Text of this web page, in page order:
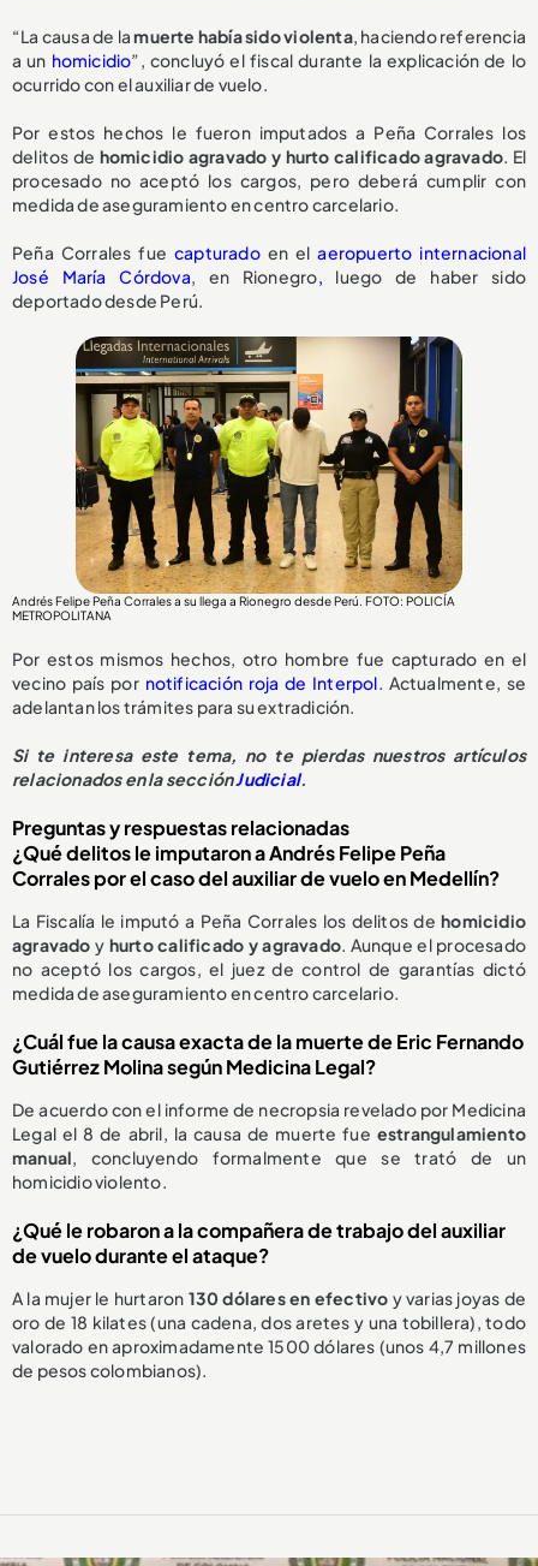
“La causa de lamuerte había sido violenta, haciendo referencia
a un homicidio”, concluyó el fiscal durante la explicación de lo
ocurrido con el auxiliar de vuelo.
Por estos hechos le fueron imputados a Peña Corrales los
delitos de homicidio agravado y hurto calificado agravado. El
procesado no aceptó los cargos, pero deberá cumplir con
medida de aseguramiento en centro carcelario.
Peña Corrales fue capturadoen elaeropuerto internacional
José María Córdova, en Rionegro, luego de haber sido
deportado desde Perú.
Andrés Felipe Peña Corrales a su llega a Rionegro desde Perú. FOTO: POLICÍA
METROPOLITANA
Por estos mismos hechos, otro hombre fue capturado en el
vecino país por notificación roja de Interpol. Actualmente, se
adelantan los trámites para su extradición.
Si te interesa este tema, no te pierdas nuestros artículos
relacionados en la secciónJudicial.
Preguntas y respuestas relacionadas
¿Qué delitos le imputaron a Andrés Felipe Peña
Corrales por el caso del auxiliar de vuelo en Medellín?
La Fiscalía le imputó a Peña Corrales los delitos dehomicidio
agravado y hurto calificado y agravado. Aunque el procesado
no aceptó los cargos, el juez de control de garantías dictó
medida de aseguramiento en centro carcelario.
¿Cuál fue la causa exacta de la muerte de Eric Fernando
Gutiérrez Molina según Medicina Legal?
De acuerdo con el informe de necropsia revelado por Medicina
Legal el 8 de abril, la causa de muerte fue estrangulamiento
manual, concluyendo formalmente que se trató de un
homicidio violento.
¿Qué le robaron a la compañera de trabajo del auxiliar
de vuelo durante el ataque?
A la mujer le hurtaron 130 dólares en efectivo y varias joyas de
oro de 18 kilates (una cadena, dos aretes y una tobillera), todo
valorado en aproximadamente 1500 dólares (unos 4,7 millones
de pesos colombianos).